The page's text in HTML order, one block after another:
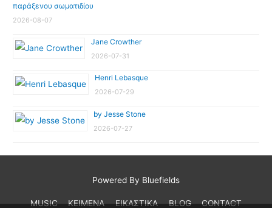
παράξενου σωματιδίου
2026-08-07
Jane Crowther
2026-07-31
Henri Lebasque
2026-07-29
by Jesse Stone
2026-07-27
Powered By Bluefields
MUSIC ΚΕΙΜΕΝΑ ΕΙΚΑΣΤΙΚΑ BLOG CONTACT